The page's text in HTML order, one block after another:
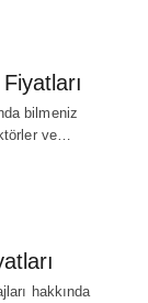
bilmeniz
ve…
hakkında